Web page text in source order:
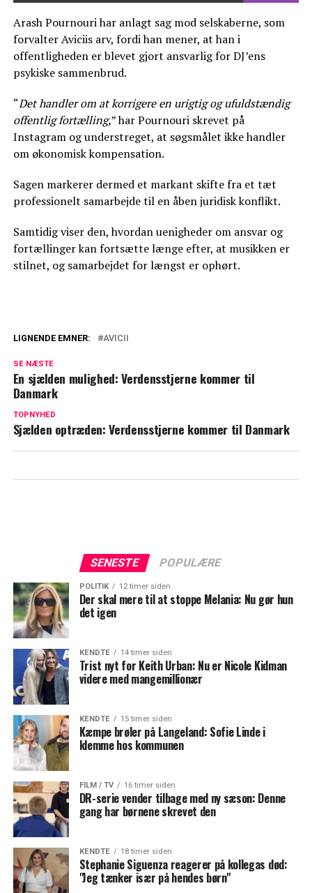
Arash Pournouri har anlagt sag mod selskaberne, som
forvalter Aviciis arv, fordi han mener, at han i
offentligheden er blevet gjort ansvarlig for DJ’ens
psykiske sammenbrud.
“Det handler om at korrigere en urigtig og ufuldstændig
offentlig fortælling,” har Pournouri skrevet på
Instagram og understreget, at søgsmålet ikke handler
om økonomisk kompensation.
Sagen markerer dermed et markant skifte fra et tæt
professionelt samarbejde til en åben juridisk konflikt.
Samtidig viser den, hvordan uenigheder om ansvar og
fortællinger kan fortsætte længe efter, at musikken er
stilnet, og samarbejdet for længst er ophørt.
nummer et
LIGNENDE EMNER: AVICII
SE NÆSTE
En sjælden mulighed: Verdensstjerne kommer til
Danmark
TOPNYHED
Sjælden optræden: Verdensstjerne kommer til Danmark
SENESTE POPULÆRE
POLITIK 12 timer siden
Der skal mere til at stoppe Melania: Nu gør hun
det igen
KENDTE 14 timer siden
Trist nyt for Keith Urban: Nu er Nicole Kidman
videre med mangemillionær
KENDTE 15 timer siden
Kæmpe brøler på Langeland: Sofie Linde i
klemme hos kommunen
FILM / TV 16 timer siden
DR-serie vender tilbage med ny sæson: Denne
gang har børnene skrevet den
KENDTE 18 timer siden
Stephanie Siguenza reagerer på kollegas død:
"Jeg tænker især på hendes børn"